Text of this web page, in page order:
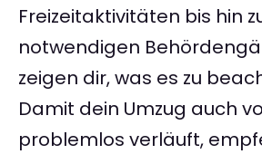
Freizeitaktivitäten bis hin
notwendigen
zeigen dir, was es zu
Damit dein Umzug auch
problemlos verläuft,